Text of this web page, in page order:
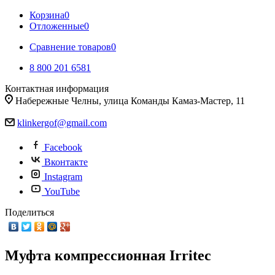
Корзина0
Отложенные0
Сравнение товаров0
8 800 201 6581
Контактная информация
Набережные Челны, улица Команды Камаз-Мастер, 11
klinkergof@gmail.com
Facebook
Вконтакте
Instagram
YouTube
Поделиться
Муфта компрессионная Irritec